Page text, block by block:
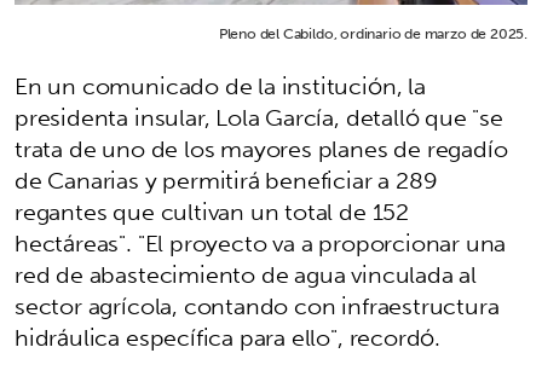
Pleno del Cabildo, ordinario de marzo de 2025.
En un comunicado de la institución, la
presidenta insular, Lola García, detalló que "se
trata de uno de los mayores planes de regadío
de Canarias y permitirá beneficiar a 289
regantes que cultivan un total de 152
hectáreas". "El proyecto va a proporcionar una
red de abastecimiento de agua vinculada al
sector agrícola, contando con infraestructura
hidráulica específica para ello", recordó.